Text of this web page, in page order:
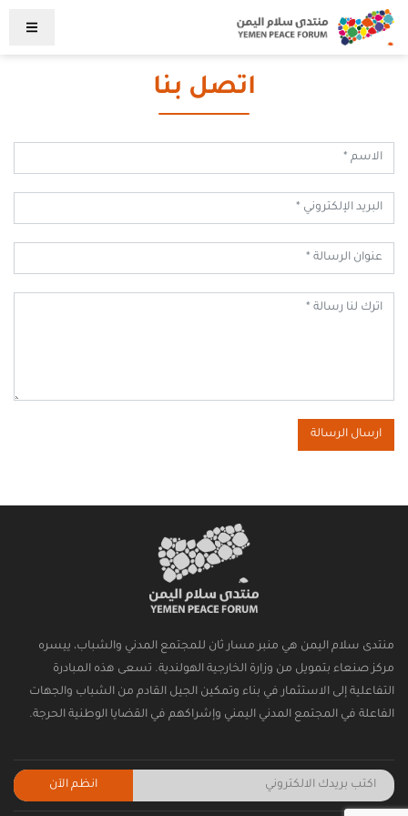
اتصل بنا
ارسال الرسالة
منتدى سلام اليمن هي منبر مسار ثان للمجتمع المدني والشباب، ييسره
مركز صنعاء بتمويل من وزارة الخارجية الهولندية. تسعى هذه المبادرة
التفاعلية إلى الاستثمار في بناء وتمكين الجيل القادم من الشباب والجهات
الفاعلة في المجتمع المدني اليمني وإشراكهم في القضايا الوطنية الحرجة.
انظم الآن